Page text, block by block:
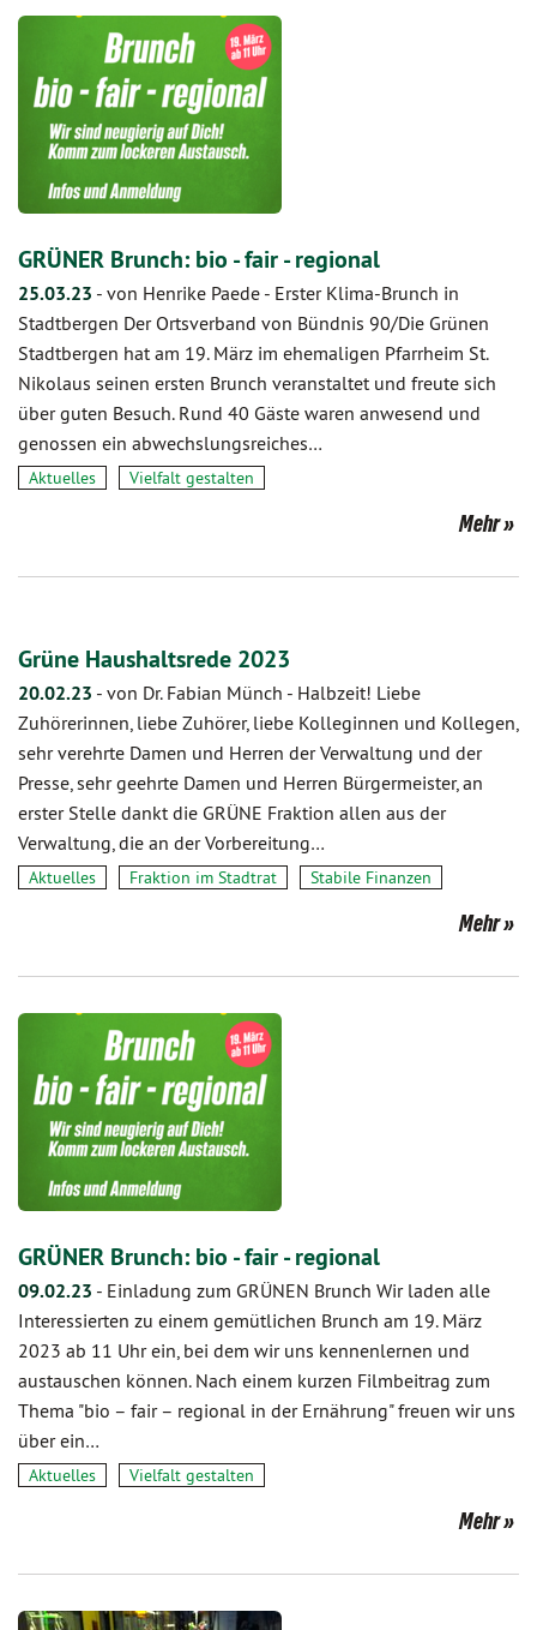
GRÜNER Brunch: bio - fair - regional
25.03.23 - von Henrike Paede - Erster Klima-Brunch in
Stadtbergen Der Ortsverband von Bündnis 90/Die Grünen
Stadtbergen hat am 19. März im ehemaligen Pfarrheim St.
Nikolaus seinen ersten Brunch veranstaltet und freute sich
über guten Besuch. Rund 40 Gäste waren anwesend und
genossen ein abwechslungsreiches…
Aktuelles Vielfalt gestalten
Mehr
Grüne Haushaltsrede 2023
20.02.23 - von Dr. Fabian Münch - Halbzeit! Liebe
Zuhörerinnen, liebe Zuhörer, liebe Kolleginnen und Kollegen,
sehr verehrte Damen und Herren der Verwaltung und der
Presse, sehr geehrte Damen und Herren Bürgermeister, an
erster Stelle dankt die GRÜNE Fraktion allen aus der
Verwaltung, die an der Vorbereitung…
Aktuelles Fraktion im Stadtrat Stabile Finanzen
Mehr
GRÜNER Brunch: bio - fair - regional
09.02.23 - Einladung zum GRÜNEN Brunch Wir laden alle
Interessierten zu einem gemütlichen Brunch am 19. März
2023 ab 11 Uhr ein, bei dem wir uns kennenlernen und
austauschen können. Nach einem kurzen Filmbeitrag zum
Thema "bio – fair – regional in der Ernährung" freuen wir uns
über ein…
Aktuelles Vielfalt gestalten
Mehr